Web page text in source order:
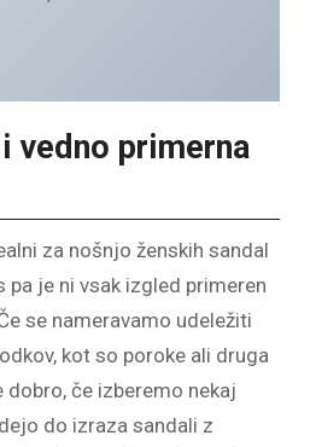
vedno primerna
za nošnjo ženskih sandal
pa je ni vsak izgled primeren
se nameravamo udeležiti
kot so poroke ali druga
dobro, če izberemo nekaj
do izraza sandali z